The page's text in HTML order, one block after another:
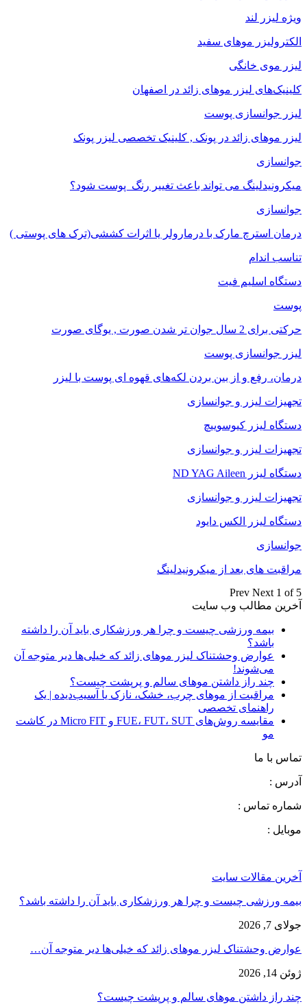
ویژه لیزر لند
الکترولیزر موهای سفید
لیزر موی خانگی
کلینیک‌های لیزر موهای زائد در اصفهان
لیزر جوانسازی پوست
لیزر موهای زائد در پونک , کلینیک تخصصی لیزر پونک
جوانسازی
میکرونیدلینگ می تواند باعث تغییر رنگ ‍ پوست شود؟
جوانسازی
درمان استرچ مارک با درمارولر یا اثرات کششی(ترک های پوستی )
تناسب اندام
دستگاه اسلیم فیت
پوست
حرکتی برای 2 سال جوان تر شدن صورت , یوگای صورت
لیزر جوانسازی پوست
درمان، رفع و از بین بردن لکه‌های قهوه ای پوست با لیزر
تجهیزات لیزر و جوانسازی
دستگاه لیزر کیوسوییچ
تجهیزات لیزر و جوانسازی
دستگاه لیزر ND YAG Aileen
تجهیزات لیزر و جوانسازی
دستگاه لیزر الکس دایود
جوانسازی
مراقبت های بعد از میکرونیدلینگ
Prev Next 1 of 5
آخرین مطالب وب سایت
بیمه ورزشی چیست و چرا هر ورزشکاری باید آن را داشته
باشد؟
عوارض وحشتناک لیزر موهای زائد که خیلی‌ها دیر متوجه آن
می‌شوند!
چند راز داشتن موهای سالم و پرپشت چیست؟
مراقبت از موهای چرب، خشک، نازک یا آسیب‌دیده | یک
راهنمای تخصصی
مقایسه روش‌های FUE، FUT، SUT و Micro FIT در کاشت
مو
تماس با ما
آدرس :
شماره تماس :
موبایل :
آخرین مقالات سایت
بیمه ورزشی چیست و چرا هر ورزشکاری باید آن را داشته باشد؟
جولای 7, 2026
عوارض وحشتناک لیزر موهای زائد که خیلی‌ها دیر متوجه آن…
ژوئن 14, 2026
چند راز داشتن موهای سالم و پرپشت چیست؟